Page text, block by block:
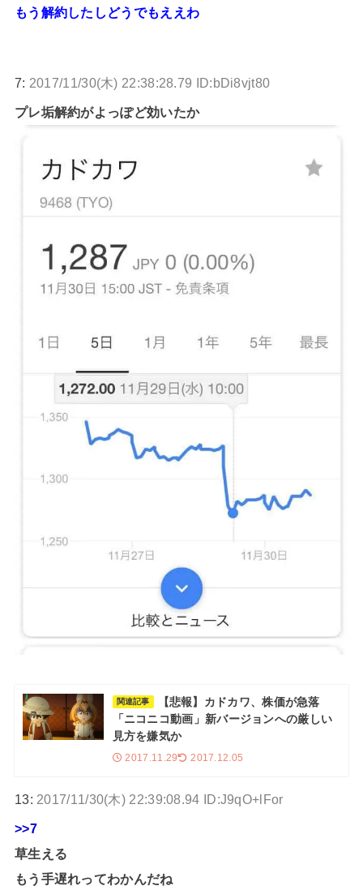
もう解約したしどうでもええわ
7: 2017/11/30(木) 22:38:28.79 ID:bDi8vjt80
プレ垢解約がよっぽど効いたか
関連記事
【悲報】カドカワ、株価が急落
「ニコニコ動画」新バージョンへの厳しい
見方を嫌気か
2017.11.29 2017.12.05
13: 2017/11/30(木) 22:39:08.94 ID:J9qO+lFor
>>7
草生える
もう手遅れってわかんだね